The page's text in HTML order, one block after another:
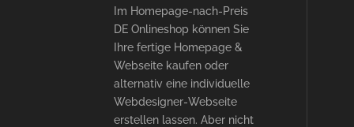
Im Homepage-nach-Preis
DE Onlineshop können Sie
Ihre fertige Homepage &
Webseite kaufen oder
alternativ eine individuelle
Webdesigner-Webseite
erstellen lassen. Aber nicht